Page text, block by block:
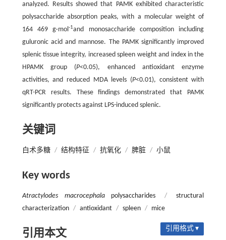
analyzed. Results showed that PAMK exhibited characteristic
polysaccharide absorption peaks, with a molecular weight of
164 469 g·mol-1and monosaccharide composition including
guluronic acid and mannose. The PAMK significantly improved
splenic tissue integrity, increased spleen weight and index in the
HPAMK group (P<0.05), enhanced antioxidant enzyme
activities, and reduced MDA levels (P<0.01), consistent with
qRT-PCR results. These findings demonstrated that PAMK
significantly protects against LPS-induced splenic.
关键词
白术多糖 / 结构特征 / 抗氧化 / 脾脏 / 小鼠
Key words
Atractylodes macrocephalapolysaccharides /
structural
characterization / antioxidant / spleen / mice
引用本文 引用格式 ▾